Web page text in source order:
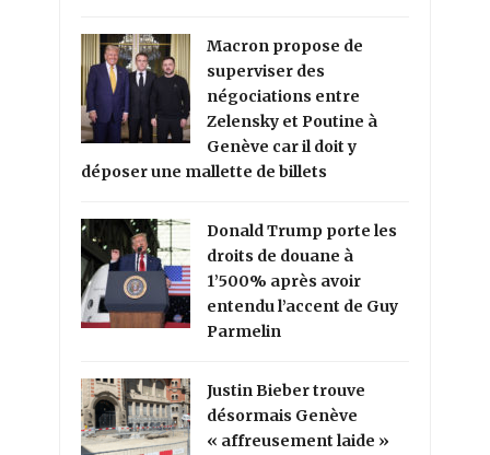
Macron propose de
superviser des
négociations entre
Zelensky et Poutine à
Genève car il doit y
déposer une mallette de billets
Donald Trump porte les
droits de douane à
1’500% après avoir
entendu l’accent de Guy
Parmelin
Justin Bieber trouve
désormais Genève
« affreusement laide »